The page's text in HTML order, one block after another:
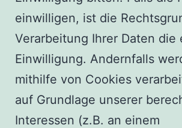
einwilligen, ist die
Verarbeitung Ihrer Daten die
Einwilligung. Andernfalls
mithilfe von Cookies
auf Grundlage unserer
Interessen (z.B. an einem